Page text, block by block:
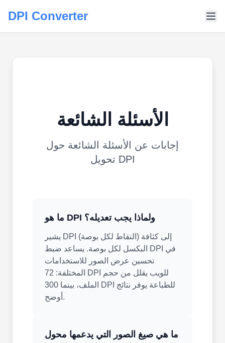
DPI Converter
الأسئلة الشائعة
إجابات عن الأسئلة الشائعة حول
تحويل DPI
ما هو DPI ولماذا يجب تعديله؟
يشير DPI (النقاط لكل بوصة) إلى كثافة
البكسل لكل بوصة. يساعد ضبط DPI في
تحسين عرض الصور للاستخدامات
المختلفة: 72 DPI للويب يقلل من حجم
الملف، بينما 300 DPI للطباعة يوفر نتائج
أوضح.
ما هي صيغ الصور التي يدعمها محول